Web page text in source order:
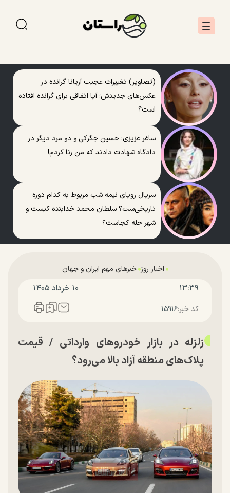
(تصاویر) تغییرات عجیب آریانا گرانده در
عکس‌های جدیدش؛ آیا اتفاقی برای گرانده افتاده
است؟
ساغر عزیزی: حسین جگرکی و دو مرد دیگر در
دادگاه شهادت دادند که من زنا کردم!
سریال رویای نیمه شب مربوط به کدام دوره
تاریخی‌ست؟ سلطان محمد خدابنده کیست و
شهر حله کجاست؟
اخبار روز خبرهای مهم ایران و جهان
۱۳:۳۹ ۱۰ خرداد ۱۴۰۵
کد خبر:۱۵۹۱۶
زلزله در بازار خودرو‌های وارداتی / قیمت
پلاک‌های منطقه آزاد بالا می‌رود؟